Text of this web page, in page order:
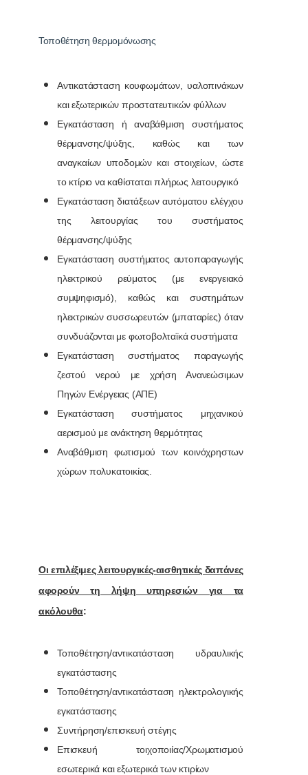
Τοποθέτηση θερμομόνωσης
Αντικατάσταση κουφωμάτων, υαλοπινάκων
και εξωτερικών προστατευτικών φύλλων
Εγκατάσταση ή αναβάθμιση συστήματος
θέρμανσης/ψύξης, καθώς και των
αναγκαίων υποδομών και στοιχείων, ώστε
το κτίριο να καθίσταται πλήρως λειτουργικό
Εγκατάσταση διατάξεων αυτόματου ελέγχου
της λειτουργίας του συστήματος
θέρμανσης/ψύξης
Εγκατάσταση συστήματος αυτοπαραγωγής
ηλεκτρικού ρεύματος (με ενεργειακό
συμψηφισμό), καθώς και συστημάτων
ηλεκτρικών συσσωρευτών (μπαταρίες) όταν
συνδυάζονται με φωτοβολταϊκά συστήματα
Εγκατάσταση συστήματος παραγωγής
ζεστού νερού με χρήση Ανανεώσιμων
Πηγών Ενέργειας (ΑΠΕ)
Εγκατάσταση συστήματος μηχανικού
αερισμού με ανάκτηση θερμότητας
Αναβάθμιση φωτισμού των κοινόχρηστων
χώρων πολυκατοικίας.
Οι επιλέξιμες λειτουργικές-αισθητικές δαπάνες
αφορούν τη λήψη υπηρεσιών για τα
ακόλουθα:
Τοποθέτηση/αντικατάσταση υδραυλικής
εγκατάστασης
Τοποθέτηση/αντικατάσταση ηλεκτρολογικής
εγκατάστασης
Συντήρηση/επισκευή στέγης
Επισκευή τοιχοποιίας/Χρωματισμού
εσωτερικά και εξωτερικά των κτιρίων